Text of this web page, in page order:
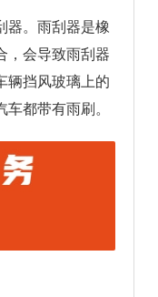
器。雨刮器是橡
，会导致雨刮器
辆挡风玻璃上的
都带有雨刷。